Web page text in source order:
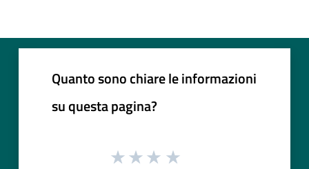
Quanto sono chiare le informazioni
su questa pagina?